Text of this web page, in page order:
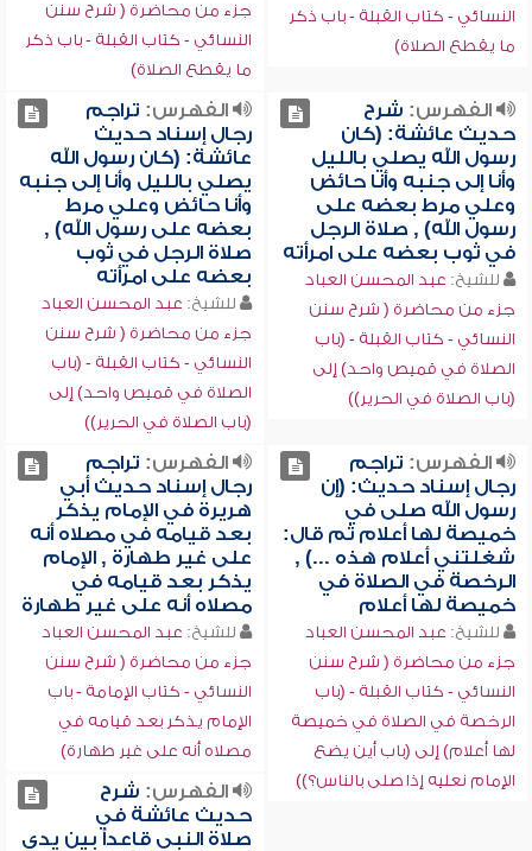
النسائي - كتاب القبلة - باب ذكر
ما يقطع الصلاة)
جزء من محاضرة ( شرح سنن
النسائي - كتاب القبلة - باب ذكر
ما يقطع الصلاة)
الفهرس: شرح
حديث عائشة: (كان
رسول الله يصلي بالليل
وأنا إلى جنبه وأنا حائض
وعلي مرط بعضه على
رسول الله) , صلاة الرجل
في ثوب بعضه على امرأته
للشيخ: عبد المحسن العباد
جزء من محاضرة ( شرح سنن
النسائي - كتاب القبلة - (باب
الصلاة في قميص واحد) إلى
(باب الصلاة في الحرير))
الفهرس: تراجم
رجال إسناد حديث
عائشة: (كان رسول الله
يصلي بالليل وأنا إلى جنبه
وأنا حائض وعلي مرط
بعضه على رسول الله) ,
صلاة الرجل في ثوب
بعضه على امرأته
للشيخ: عبد المحسن العباد
جزء من محاضرة ( شرح سنن
النسائي - كتاب القبلة - (باب
الصلاة في قميص واحد) إلى
(باب الصلاة في الحرير))
الفهرس: تراجم
رجال إسناد حديث: (إن
رسول الله صلى في
خميصة لها أعلام ثم قال:
شغلتني أعلام هذه ...) ,
الرخصة في الصلاة في
خميصة لها أعلام
للشيخ: عبد المحسن العباد
جزء من محاضرة ( شرح سنن
النسائي - كتاب القبلة - (باب
الرخصة في الصلاة في خميصة
لها أعلام) إلى (باب أين يضع
الإمام نعليه إذا صلى بالناس؟))
الفهرس: تراجم
رجال إسناد حديث أبي
هريرة في الإمام يذكر
بعد قيامه في مصلاه أنه
على غير طهارة , الإمام
يذكر بعد قيامه في
مصلاه أنه على غير طهارة
للشيخ: عبد المحسن العباد
جزء من محاضرة ( شرح سنن
النسائي - كتاب الإمامة - باب
الإمام يذكر بعد قيامه في
مصلاه أنه على غير طهارة)
الفهرس: شرح
حديث عائشة في
صلاة النبي قاعداً بين يدي